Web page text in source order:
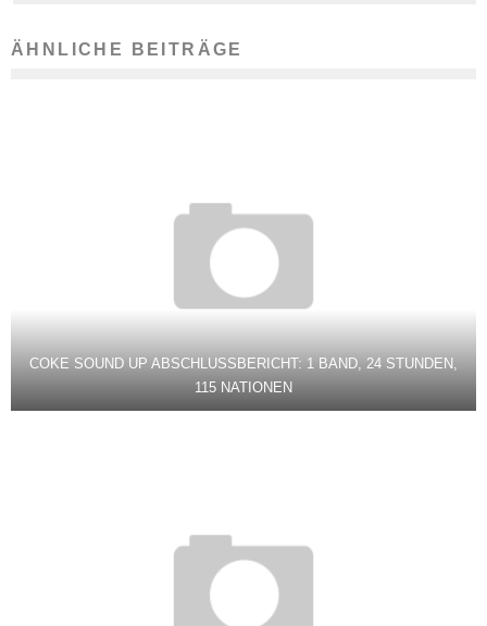
ÄHNLICHE BEITRÄGE
COKE SOUND UP ABSCHLUSSBERICHT: 1 BAND, 24 STUNDEN,
115 NATIONEN